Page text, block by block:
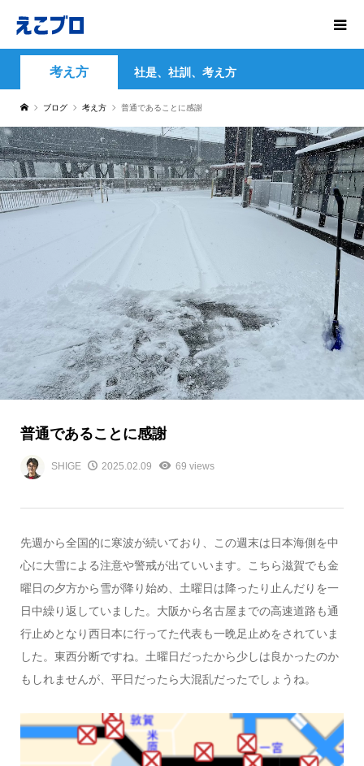
考え方 社是、社訓、考え方
ブログ 考え方 普通であることに感謝
普通であることに感謝
SHIGE 2025.02.09 69 views
先週から全国的に寒波が続いており、この週末は日本海側を中
心に大雪による注意や警戒が出ていいます。こちら滋賀でも金
曜日の夕方から雪が降り始め、土曜日は降ったり止んだりを一
日中繰り返していました。大阪から名古屋までの高速道路も通
行止めとなり西日本に行ってた代表も一晩足止めをされていま
した。東西分断ですね。土曜日だったから少しは良かったのか
もしれませんが、平日だったら大混乱だったでしょうね。